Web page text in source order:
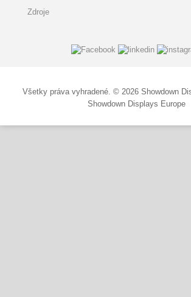
Zdroje
Všetky práva vyhradené. © 2026 Showdown
Showdown Displays Europe